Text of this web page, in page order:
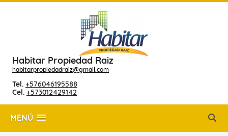
Habitar Propiedad Raiz
habitarpropiedadraiz@gmail.com
Tel. +576046195588
Cel. +573012429142
MENÚ